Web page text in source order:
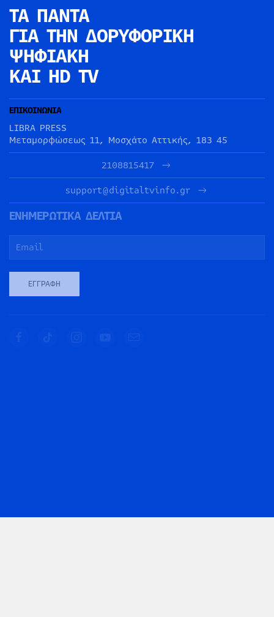
ΤΑ ΠΑΝΤΑ
ΓΙΑ ΤΗΝ ΔΟΡΥΦΟΡΙΚΗ
ΨΗΦΙΑΚΗ
ΚΑΙ HD TV
ΕΠΙΚΟΙΝΩΝΙΑ
LIBRA PRESS
Μεταμορφώσεως 11, Μοσχάτο Αττικής, 183 45
2108815417
support@digitaltvinfo.gr
ΕΝΗΜΕΡΩΤΙΚΑ ΔΕΛΤΙΑ
ΕΓΓΡΑΦΉ